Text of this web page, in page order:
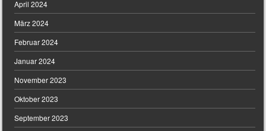
April 2024
März 2024
Februar 2024
Januar 2024
November 2023
Oktober 2023
September 2023